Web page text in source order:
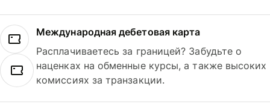
Международная дебетовая карта
Расплачиваетесь за границей? Забудьте о
наценках на обменные курсы, а также высоких
комиссиях за транзакции.